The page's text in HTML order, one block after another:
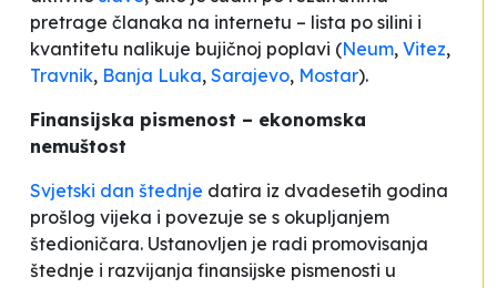
pretrage članaka na internetu – lista po silini i
kvantitetu nalikuje bujičnoj poplavi (Neum, Vitez,
Travnik, Banja Luka, Sarajevo, Mostar).
Finansijska pismenost – ekonomska
nemuštost
Svjetski dan štednje datira iz dvadesetih godina
prošlog vijeka i povezuje se s okupljanjem
štedioničara. Ustanovljen je radi promovisanja
štednje i razvijanja finansijske pismenosti u